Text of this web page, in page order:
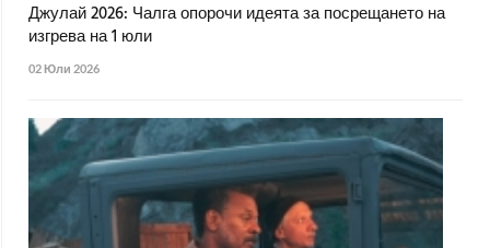
Джулай 2026: Чалга опорочи идеята за посрещането на
изгрева на 1 юли
02 Юли 2026